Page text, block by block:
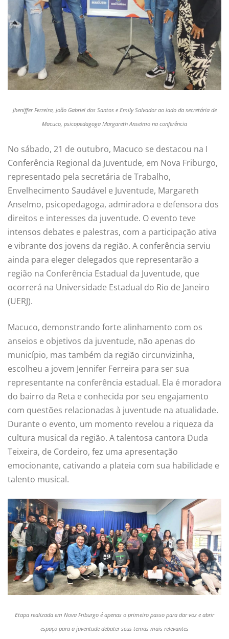
Jheniffer Ferreira, João Gabriel dos Santos e Emily Salvador ao lado da secretária de
Macuco, psicopedagoga Margareth Anselmo na conferência
No sábado, 21 de outubro, Macuco se destacou na I
Conferência Regional da Juventude, em Nova Friburgo,
representado pela secretária de Trabalho,
Envelhecimento Saudável e Juventude, Margareth
Anselmo, psicopedagoga, admiradora e defensora dos
direitos e interesses da juventude. O evento teve
intensos debates e palestras, com a participação ativa
e vibrante dos jovens da região. A conferência serviu
ainda para eleger delegados que representarão a
região na Conferência Estadual da Juventude, que
ocorrerá na Universidade Estadual do Rio de Janeiro
(UERJ).
Macuco, demonstrando forte alinhamento com os
anseios e objetivos da juventude, não apenas do
município, mas também da região circunvizinha,
escolheu a jovem Jennifer Ferreira para ser sua
representante na conferência estadual. Ela é moradora
do bairro da Reta e conhecida por seu engajamento
com questões relacionadas à juventude na atualidade.
Durante o evento, um momento revelou a riqueza da
cultura musical da região. A talentosa cantora Duda
Teixeira, de Cordeiro, fez uma apresentação
emocionante, cativando a plateia com sua habilidade e
talento musical.
Etapa realizada em Nova Friburgo é apenas o primeiro passo para dar voz e abrir
espaço para a juventude debater seus temas mais relevantes